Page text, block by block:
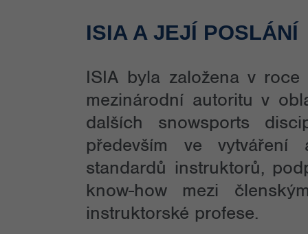
ISIA A JEJÍ POSLÁNÍ
ISIA byla založena v
mezinárodní autoritu v
dalších snowsports
především ve vytváření
standardů instruktorů,
know-how mezi
instruktorské profese.